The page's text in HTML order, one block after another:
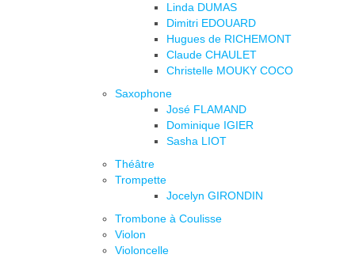
Linda DUMAS
Dimitri EDOUARD
Hugues de RICHEMONT
Claude CHAULET
Christelle MOUKY COCO
Saxophone
José FLAMAND
Dominique IGIER
Sasha LIOT
Théâtre
Trompette
Jocelyn GIRONDIN
Trombone à Coulisse
Violon
Violoncelle